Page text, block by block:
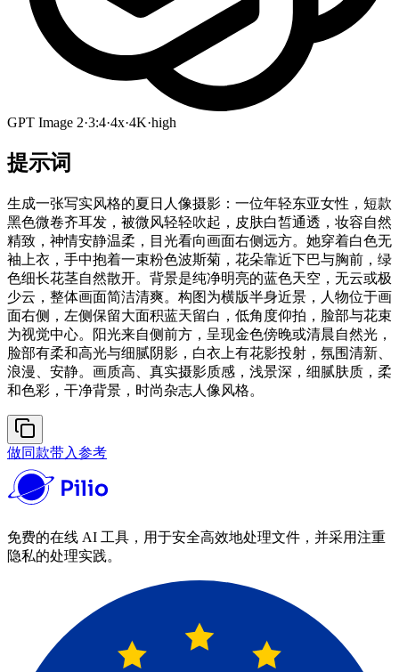
GPT Image 2·3:4·4x·4K·high
提示词
生成一张写实风格的夏日人像摄影：一位年轻东亚女性，短款
黑色微卷齐耳发，被微风轻轻吹起，皮肤白皙通透，妆容自然
精致，神情安静温柔，目光看向画面右侧远方。她穿着白色无
袖上衣，手中抱着一束粉色波斯菊，花朵靠近下巴与胸前，绿
色细长花茎自然散开。背景是纯净明亮的蓝色天空，无云或极
少云，整体画面简洁清爽。构图为横版半身近景，人物位于画
面右侧，左侧保留大面积蓝天留白，低角度仰拍，脸部与花束
为视觉中心。阳光来自侧前方，呈现金色傍晚或清晨自然光，
脸部有柔和高光与细腻阴影，白衣上有花影投射，氛围清新、
浪漫、安静。画质高、真实摄影质感，浅景深，细腻肤质，柔
和色彩，干净背景，时尚杂志人像风格。
做同款带入参考
免费的在线 AI 工具，用于安全高效地处理文件，并采用注重
隐私的处理实践。